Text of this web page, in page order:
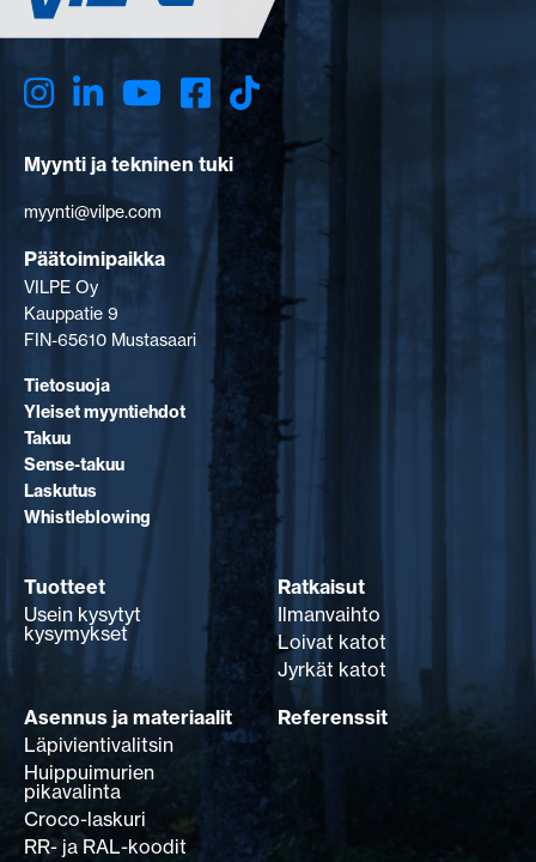
Myynti ja tekninen tuki
myynti@vilpe.com
Päätoimipaikka
VILPE Oy
Kauppatie 9
FIN-65610 Mustasaari
Tietosuoja
Yleiset myyntiehdot
Takuu
Sense-takuu
Laskutus
Whistleblowing
Tuotteet
Usein kysytyt
kysymykset
Ratkaisut
Ilmanvaihto
Loivat katot
Jyrkät katot
Asennus ja materiaalit
Läpivientivalitsin
Huippuimurien
pikavalinta
Croco-laskuri
RR- ja RAL-koodit
Referenssit